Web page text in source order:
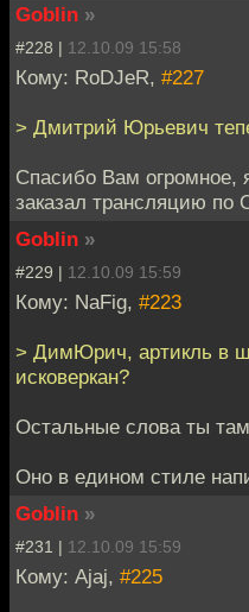
Goblin »
#228 | 12.10.09 15:58
Кому: RoDJeR, #227
> Дмитрий Юрьевич
Спасибо Вам огромное,
заказал трансляцию по
Goblin »
#229 | 12.10.09 15:59
Кому: NaFig, #223
> ДимЮрич, артикль в
исковеркан?
Остальные слова ты
Оно в едином стиле
Goblin »
#231 | 12.10.09 15:59
Кому: Ajaj, #225